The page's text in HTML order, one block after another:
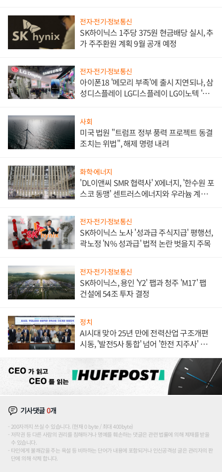
전자·전기·정보통신
SK하이닉스 1주당 375원 현금배당 실시, 추
가 주주환원 계획 9월 공개 예정
전자·전기·정보통신
아이폰18 '메모리 부족'에 출시 지연되나, 삼
성디스플레이 LG디스플레이 LG이노텍 '탈
사회
미국 법원 "트럼프 정부 풍력 프로젝트 동결
조치는 위법", 해제 명령 내려
화학·에너지
'DL이앤씨 SMR 협력사' X에너지, '한수원 포
스코 동맹' 센트러스에너지와 우라늄 계약
전자·전기·정보통신
SK하이닉스 노사 '성과급 주식지급' 평행선,
곽노정 'N% 성과급' 법적 논란 벗을지 주목
전자·전기·정보통신
SK하이닉스, 용인 'Y2' 팹과 청주 'M17' 팹
건설에 54조 투자 결정
정치
AI시대 맞아 25년 만에 전력산업 구조개편
시동, '발전5사 통합' 넘어 '한전 지주사' 재편
기사댓글0개
200자까지 쓰실 수 있습니다. (현재 0 byte / 최대 400byte)
저작권 등 다른 사람의 권리를 침해하거나 명예를 훼손하는 댓글은 관련 법률에 의해 제재를 받을
수 있습니다.
타인에게 불쾌감을 주는 욕설 등 비하하는 단어가 내용에 포함되거나 인신공격성 글은 관리자의 판
단에 의해 삭제 합니다.